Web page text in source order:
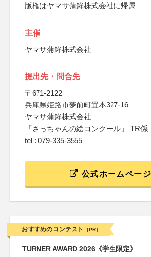
版権はヤマサ蒲鉾株式会社に帰属
主催
ヤマサ蒲鉾株式会社
提出先・問合先
〒671-2122
兵庫県姫路市夢前町置本327-16
ヤマサ蒲鉾株式会社
「さっちゃんの絵コンクール」 TR係
tel : 079-335-3555
公式ホームページ
おすすめのコンテスト [PR]
TURNER AWARD 2026《学生限定》